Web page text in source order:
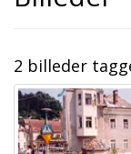
2 billeder